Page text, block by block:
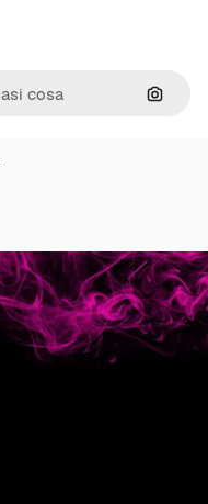
Cerca